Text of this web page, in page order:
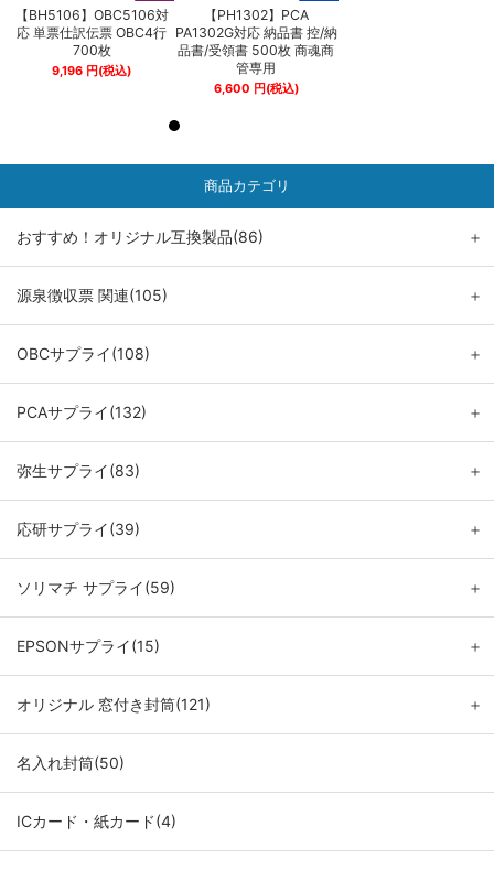
【BH5106】OBC5106対
応 単票仕訳伝票 OBC4行
700枚
9,196 円 (税込)
【PH1302】PCA
PA1302G対応 納品書 控/納
品書/受領書 500枚 商魂商
管専用
6,600 円 (税込)
商品カテゴリ
おすすめ！オリジナル互換製品(86) ＋
源泉徴収票 関連(105) ＋
OBCサプライ(108) ＋
PCAサプライ(132) ＋
弥生サプライ(83) ＋
応研サプライ(39) ＋
ソリマチ サプライ(59) ＋
EPSONサプライ(15) ＋
オリジナル 窓付き封筒(121) ＋
名入れ封筒(50)
ICカード・紙カード(4)